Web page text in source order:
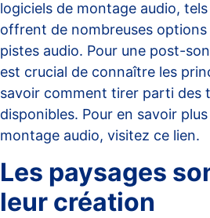
logiciels de montage audio,
offrent de nombreuses
pistes audio. Pour une post-
est crucial de connaître les
savoir comment tirer parti des
disponibles. Pour en savoir
montage audio, visitez ce lien.
Les paysages
leur création